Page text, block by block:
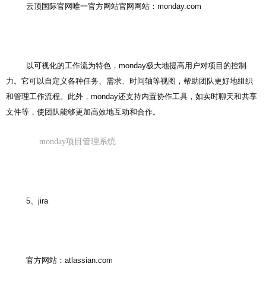
云顶国际官网唯一官方网站官网网站：monday.com
以可视化的工作流为特色，monday极大地提高用户对项目的控制
力。它可以自定义各种任务、需求、时间轴等视图，帮助团队更好地组织
和管理工作流程。此外，monday还支持内置协作工具，如实时聊天和共享
文件等，使团队能够更加高效地互动和合作。
monday项目管理系统
5、jira
官方网站：atlassian.com